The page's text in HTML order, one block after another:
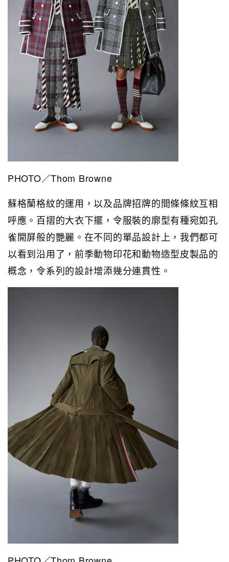
PHOTO／Thom Browne
蘇格蘭格紋的運用，以及品牌招牌的間條條紋互相
呼應。百摺的大衣下擺，令服裝的廓型有種宛如孔
雀開屏般的艷麗。在不同的單品設計上，我們都可
以看到沿用了，前季動物印花和動物造型皮製品的
概念，令系列的設計增添幾分連貫性。